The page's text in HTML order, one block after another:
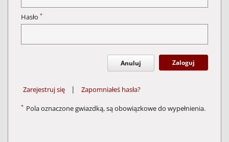
Hasło *
Anuluj Zaloguj
Zarejestruj się | Zapomniałeś hasła?
* Pola oznaczone gwiazdką, są obowiązkowe do wypełnienia.